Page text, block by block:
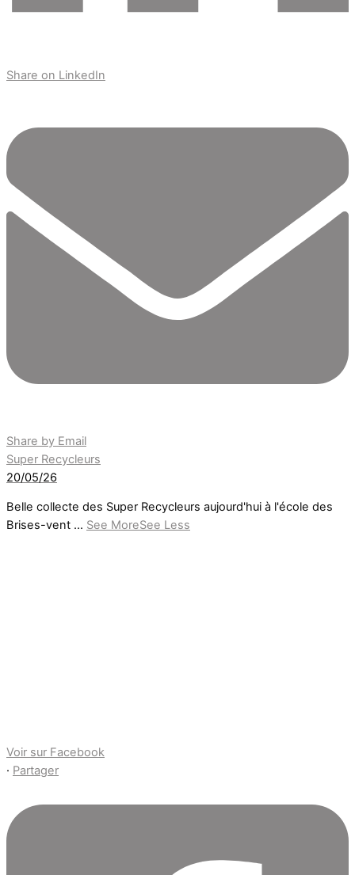
Share on LinkedIn
Share by Email
Super Recycleurs
20/05/26
Belle collecte des Super Recycleurs aujourd'hui à l'école des
Brises-vent ... See MoreSee Less
Voir sur Facebook
· Partager